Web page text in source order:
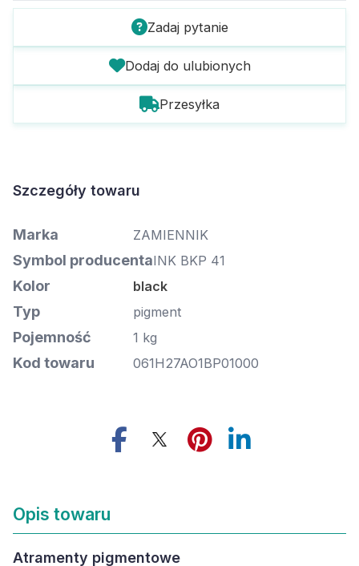
Zadaj pytanie
Dodaj do ulubionych
Przesyłka
Szczegóły towaru
Marka ZAMIENNIK
Symbol producentaINK BKP 41
Kolor black
Typ pigment
Pojemność 1 kg
Kod towaru 061H27AO1BP01000
Opis towaru
Atramenty pigmentowe